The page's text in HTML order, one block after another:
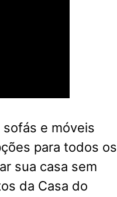
e móveis
para todos os
sua casa sem
da Casa do